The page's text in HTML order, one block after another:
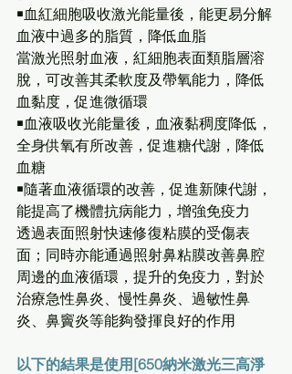
￭血紅細胞吸收激光能量後，能更易分解
血液中過多的脂質，降低血脂
當激光照射血液，紅細胞表面類脂層溶
脫，可改善其柔軟度及帶氧能力，降低
血黏度，促進微循環
￭血液吸收光能量後，血液黏稠度降低，
全身供氧有所改善，促進糖代謝，降低
血糖
￭隨著血液循環的改善，促進新陳代謝，
能提高了機體抗病能力，增強免疫力
透過表面照射快速修復粘膜的受傷表
面；同時亦能通過照射鼻粘膜改善鼻腔
周邊的血液循環，提升的免疫力，對於
治療急性鼻炎、慢性鼻炎、過敏性鼻
炎、鼻竇炎等能夠發揮良好的作用
以下的結果是使用[650納米激光三高淨